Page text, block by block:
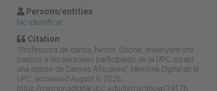
Persons/entities
No identificat
Citation
“Professora de dansa, Nicole Sidone, ensenyant uns
passos a les persones participants de la UPC durant
una classe de Danses Africanes,” Memòria Digital de la
UPC, accessed August 6, 2026,
https://memoriadigital.upc.edu/items/show/19176